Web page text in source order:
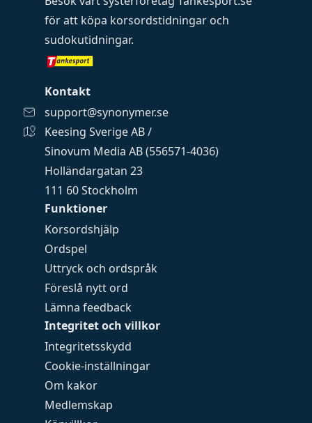
Funktioner
Korsordshjälp
Ordspel
Uttryck och ordspråk
Föreslå nytt ord
Lämna feedback
Integritet och villkor
Integritetsskydd
Cookie-inställningar
Om kakor
Medlemskap
för att köpa korsordstidningar och
sudokutidningar.
Kontakt
support@synonymer.se
Keesing Sverige AB /
Sinovum Media AB (556571-4036)
Holländargatan 23
111 60 Stockholm